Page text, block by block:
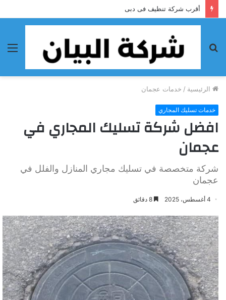
أحسن شركة تنظيف فى الفجيرة
الرئيسية / خدمات عجمان
خدمات تسليك المجاري
افضل شركة تسليك المجاري في
عجمان
شركة متخصصة في تسليك مجاري المنازل والفلل في
عجمان
4 أغسطس، 2025